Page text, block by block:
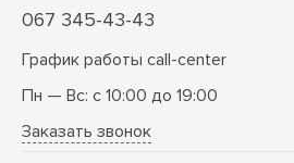
067 345-43-43
График работы call-center
Пн — Вс: с 10:00 до 19:00
Заказать звонок